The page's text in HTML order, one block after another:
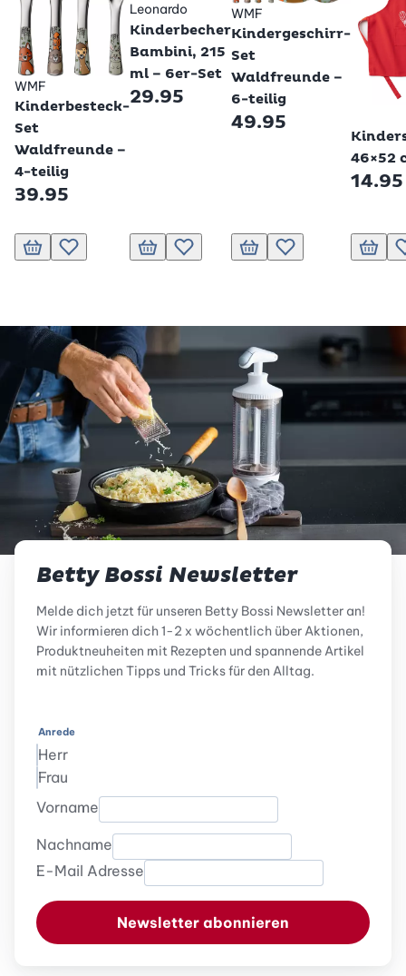
WMF
Kinderbesteck-
Set
Waldfreunde –
4-teilig
39.95
In den Warenkorb
Zur Wunschliste hinzufügen
Leonardo
Kinderbecher
Bambini, 215
ml – 6er-Set
29.95
In den Warenkorb
Zur Wunschliste hinzufügen
WMF
Kindergeschirr-
Set
Waldfreunde –
6-teilig
49.95
In den Warenkorb
Zur Wunschliste
46×52
14.95
In den
Betty Bossi Newsletter
Melde dich jetzt für unseren Betty Bossi Newsletter an!
Wir informieren dich 1-2 x wöchentlich über Aktionen,
Produktneuheiten mit Rezepten und spannende Artikel
mit nützlichen Tipps und Tricks für den Alltag.
Anrede
Herr
Frau
Vorname
Nachname
E-Mail Adresse
Newsletter abonnieren